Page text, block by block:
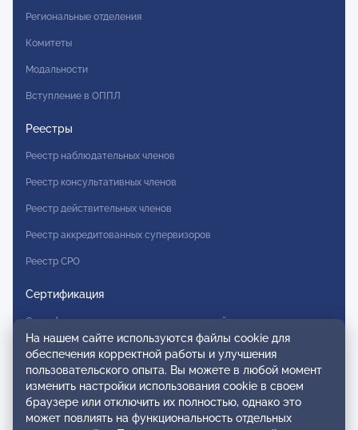
Региональные отделения
Комитеты
Модальности
Вступление в ОППЛ
Реестры
Реестр наблюдательных членов
Реестр консультативных членов
Реестр действительных членов
Реестр аккредитованных супервизоров
Реестр СРО
Сертификация
Сертификация тренеров и преподавателей
Экспертиза и регистрация авторских продуктов
Мероприятия лиги
Календарь событий
На нашем сайте используются файлы cookie для
обеспечения корректной работы и улучшения
пользовательского опыта. Вы можете в любой момент
изменить настройки использования cookie в своем
браузере или отключить их полностью, однако это
может повлиять на функциональность отдельных